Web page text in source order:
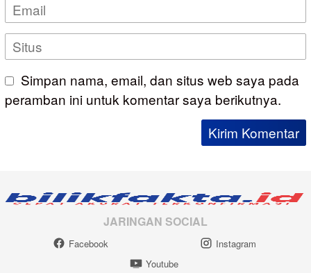
Simpan nama, email, dan situs web saya pada
peramban ini untuk komentar saya berikutnya.
JARINGAN SOCIAL
Facebook
Instagram
Youtube